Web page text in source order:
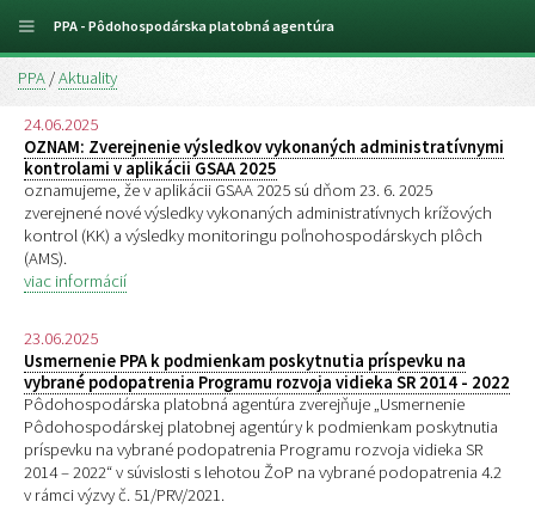
PPA /Aktuality
24.06.2025
OZNAM: Zverejnenie výsledkov vykonaných administratívnymi
kontrolami v aplikácii GSAA 2025
oznamujeme, že v aplikácii GSAA 2025 sú dňom 23. 6. 2025
zverejnené nové výsledky vykonaných administratívnych krížových
kontrol (KK) a výsledky monitoringu poľnohospodárskych plôch
(AMS).
viac informácií
23.06.2025
Usmernenie PPA k podmienkam poskytnutia príspevku na
vybrané podopatrenia Programu rozvoja vidieka SR 2014 - 2022
Pôdohospodárska platobná agentúra zverejňuje „Usmernenie
Pôdohospodárskej platobnej agentúry k podmienkam poskytnutia
príspevku na vybrané podopatrenia Programu rozvoja vidieka SR
2014 – 2022“ v súvislosti s lehotou ŽoP na vybrané podopatrenia 4.2
v rámci výzvy č. 51/PRV/2021.
PPA - Pôdohospodárska platobná agentúra